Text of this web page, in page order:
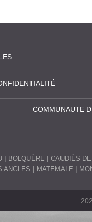
COMMUNAUTE
BOLQUÈRE CAUDIÈS-
ANGLES MATEMALE